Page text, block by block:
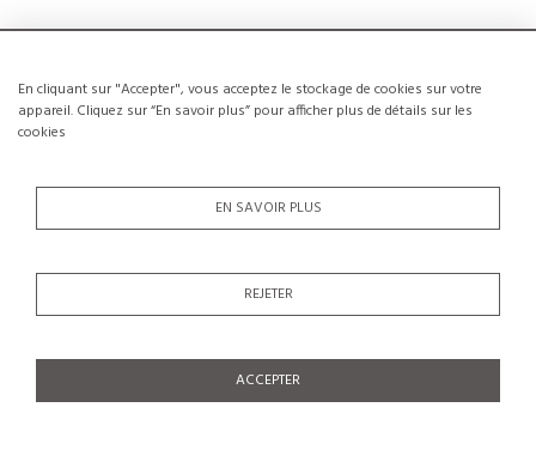
En cliquant sur "Accepter", vous acceptez le stockage de cookies sur votre
appareil. Cliquez sur “En savoir plus” pour afficher plus de détails sur les
cookies
EN SAVOIR PLUS
REJETER
ACCEPTER
NOUVEAUX CLIENTS
La création d’un compte a de nombreux avantages: sauvegarder la liste de vos
CRÉER UN COMPTE